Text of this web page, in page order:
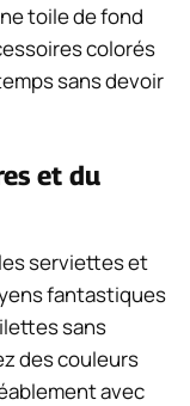
toile de fond
colorés
sans devoir
et du
serviettes et
fantastiques
sans
des couleurs
avec